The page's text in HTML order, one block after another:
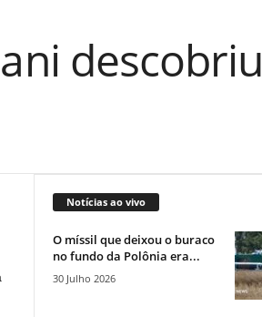
descobriu
Notícias ao vivo
O míssil que deixou o buraco
no fundo da Polônia era...
30 Julho 2026